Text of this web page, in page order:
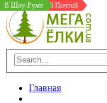
Главная
Доставка Новой Почтой
В Шоу-Руме
В Шоу-Руме